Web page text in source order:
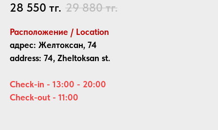
28 550 тг. 29 880 тг.
Раcположение / Location
адрес: Желтоксан, 74
address: 74, Zheltoksan st.
Check-in - 13:00 - 20:00
Check-out - 11:00